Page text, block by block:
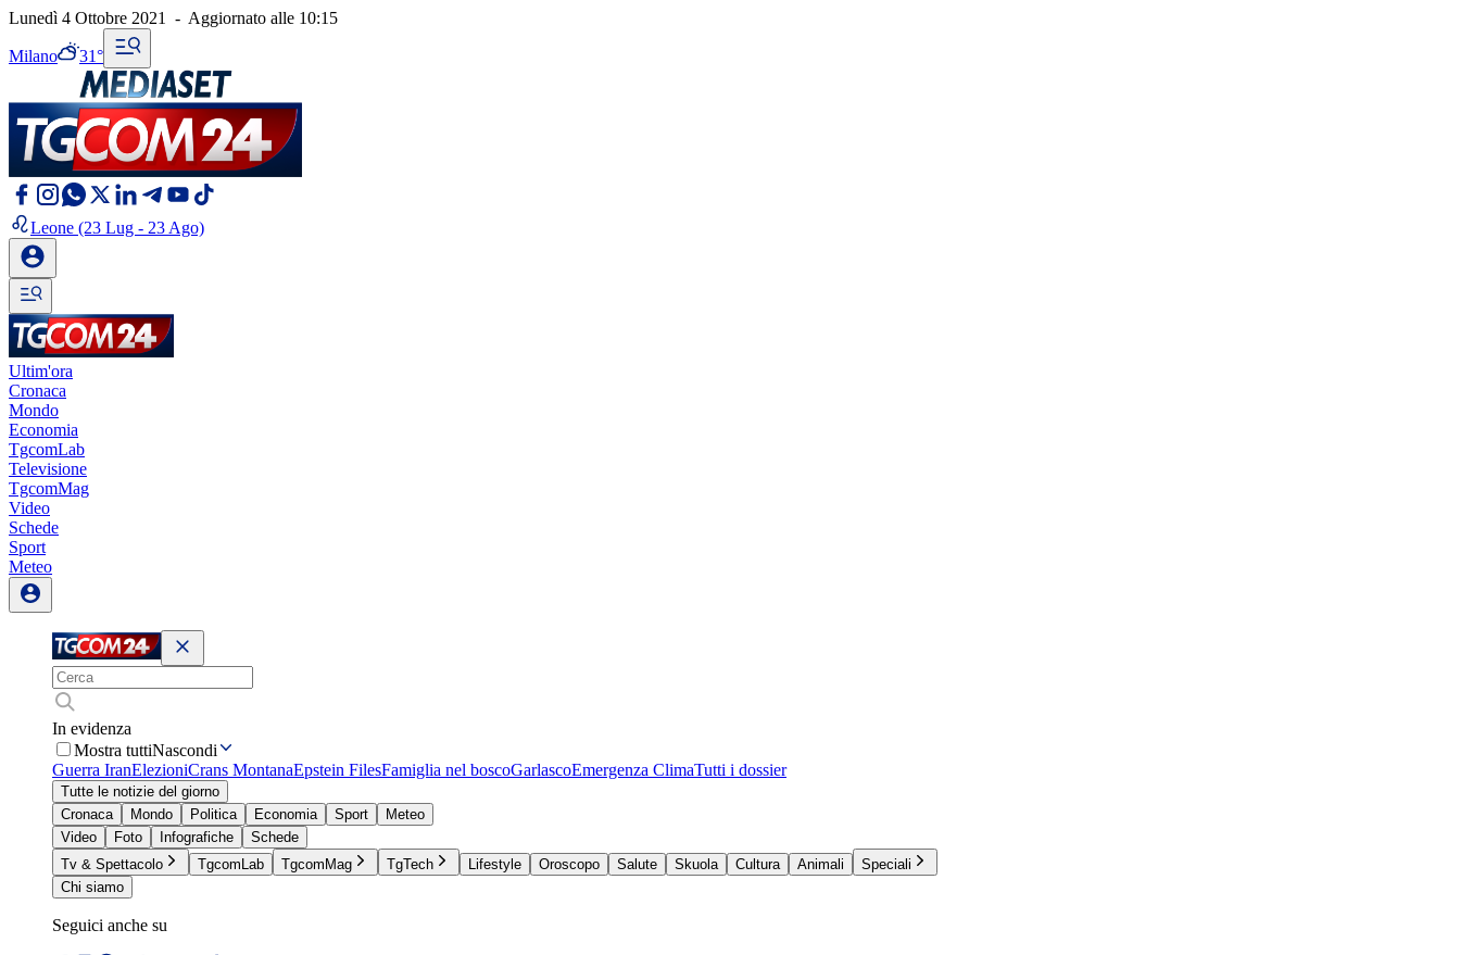
Lunedì 4 Ottobre 2021 - Aggiornato alle 10:15
Milano 31°
Leone (23 Lug - 23 Ago)
Ultim'ora
Cronaca
Mondo
Economia
TgcomLab
Televisione
TgcomMag
Video
Schede
Sport
Meteo
In evidenza
Mostra tuttiNascondi
Guerra IranElezioniCrans MontanaEpstein FilesFamiglia nel boscoGarlascoEmergenza ClimaTutti i dossier
Tutte le notizie del giorno
Cronaca
Mondo Politica Economia Sport
Meteo
Video
Foto Infografiche
Schede
Tv & Spettacolo
TgcomLab TgcomMag TgTech Lifestyle Oroscopo Salute Skuola Cultura Animali
Speciali
Chi siamo
Seguici anche su